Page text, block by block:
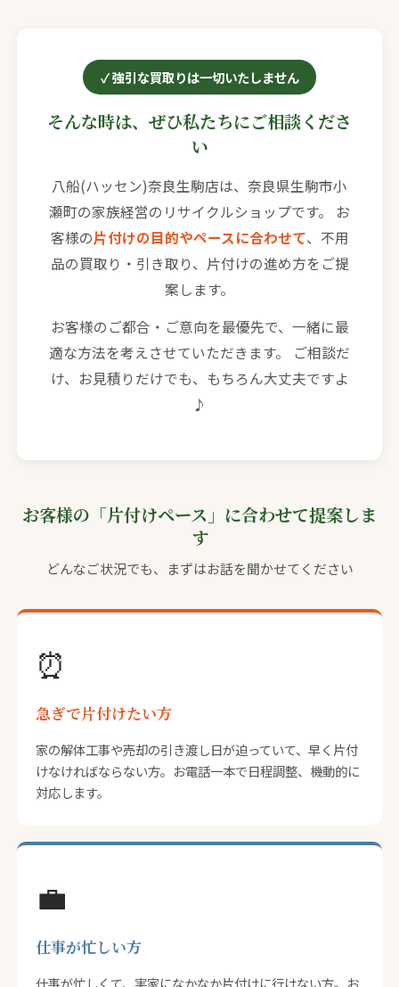
強引な買取りは一切いたしません
そんな時は、ぜひ私たちにご相談くださ
い
八船(ハッセン)奈良生駒店は、奈良県生駒市小
瀬町の家族経営のリサイクルショップです。 お
客様の片付けの目的やペースに合わせて、不用
品の買取り・引き取り、片付けの進め方をご提
案します。
お客様のご都合・ご意向を最優先で、一緒に最
適な方法を考えさせていただきます。 ご相談だ
け、お見積りだけでも、もちろん大丈夫ですよ
♪
お客様の「片付けペース」に合わせて提案しま
す
どんなご状況でも、まずはお話を聞かせてください
⏰
急ぎで片付けたい方
家の解体工事や売却の引き渡し日が迫っていて、早く片付
けなければならない方。お電話一本で日程調整、機動的に
対応します。
💼
仕事が忙しい方
仕事が忙しくて、実家になかなか片付けに行けない方。お